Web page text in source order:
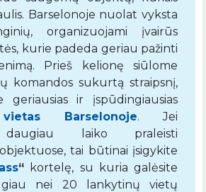
Barselonoje nuolat vyksta
organizuojami įvairūs
kurie padeda geriau pažinti
Prieš kelionę siūlome
komandos sukurtą straipsnį,
geriausias ir įspūdingiausias
Barselonoje. Jei
daugiau laiko praleisti
tai būtinai įsigykite
“ kortelę, su kuria galėsite
nei 20 lankytinų vietų